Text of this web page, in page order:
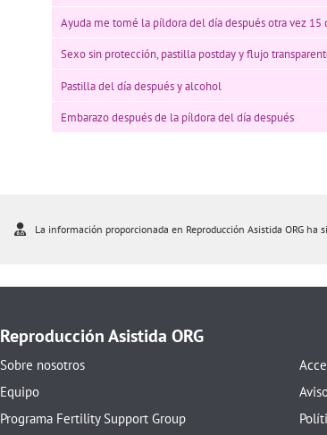
Ayuda me tomé la píldora del día después otra vez 15
Sexo sin protección, pastilla postday y flujo
Pastilla del día después y alcohol
Embarazo después de la píldora del día después
La información proporcionada en Reproducción Asistida ORG
Reproducción Asistida ORG
Sobre nosotros
Equipo
Programa Fertility Support Group